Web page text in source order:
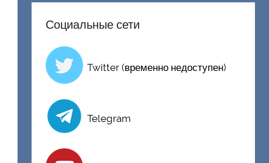
Социальные сети
Twitter (временно недоступен)
Telegram